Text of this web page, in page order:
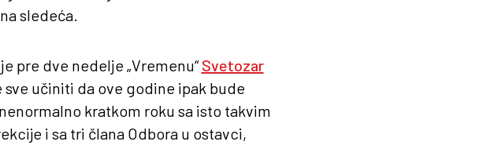
sledeća.
pre dve nedelje „Vremenu“Svetozar
sve učiniti da ove godine ipak bude
kratkom roku sa isto takvim
i sa tri člana Odbora u ostavci,